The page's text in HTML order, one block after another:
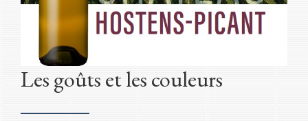
Les goûts et les couleurs